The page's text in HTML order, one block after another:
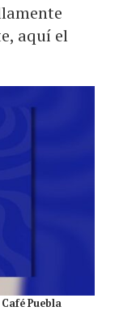
aquí el
Puebla